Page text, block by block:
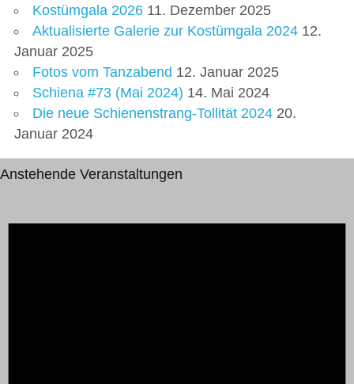
Kostümgala 2026 11. Dezember 2025
Aktualisierte Galerie zur Kostümgala 2024 12.
Januar 2025
Fotos vom Tanzabend 12. Januar 2025
Schiena #73 (Mai 2024) 14. Mai 2024
Die neue Schienenstrang-Tollität 2024 20.
Januar 2024
Anstehende Veranstaltungen